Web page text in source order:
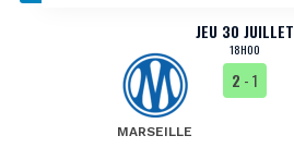
JEU 30 JUILLET
18H00
MARSEILLE
2 - 1